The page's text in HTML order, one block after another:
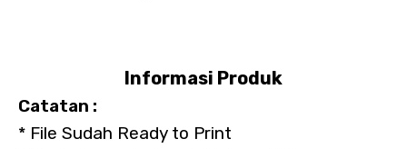
Informasi Produk
Catatan :
* File Sudah Ready to Print